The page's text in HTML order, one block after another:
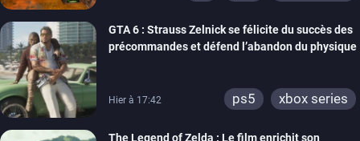
GTA 6 : Strauss Zelnick se félicite du succès des
précommandes et défend l’abandon du physique
Hier à 17:42 ps5 xbox series
The Legend of Zelda : Le film enrichit son